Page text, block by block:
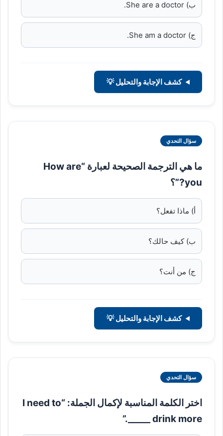
ب) She are a doctor.
ج) She am a doctor.
كشف الإجابة والتحليل 💡
سؤال التحدي
ما هي الترجمة الصحيحة لعبارة “How are
you?”؟
أ) ماذا تفعل؟
ب) كيف حالك؟
ج) من أنت؟
كشف الإجابة والتحليل 💡
سؤال التحدي
اختر الكلمة المناسبة لإكمال الجملة: “I need to
drink more _____.”